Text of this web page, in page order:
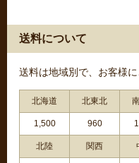
送料について
送料は地域別で、お客様
北海道 北東北
1,500 960
北陸 関西